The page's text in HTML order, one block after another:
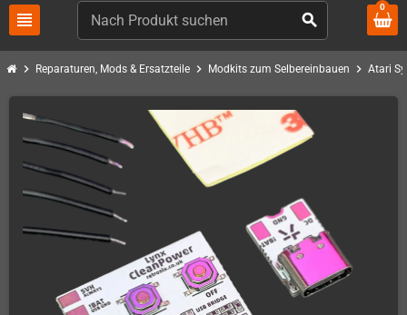
view_headline search
0
chevron_right Reparaturen, Mods & Ersatzteile chevron_right Modkits zum Selbereinbauen chevron_right Atari